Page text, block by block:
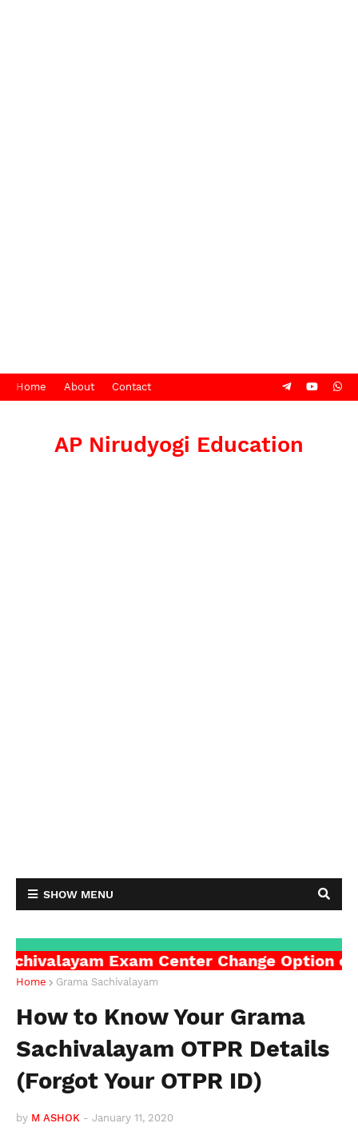
Home About Contact
AP Nirudyogi Education
SHOW MENU
Exam Center Change Option click
Home Grama Sachivalayam
How to Know Your Grama
Sachivalayam OTPR Details
(Forgot Your OTPR ID)
by M ASHOK - January 11, 2020